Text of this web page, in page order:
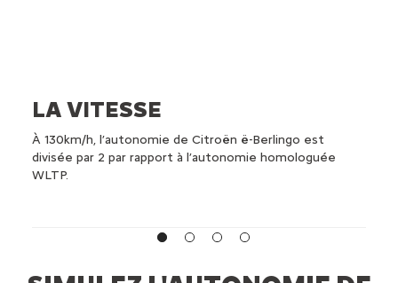
LA VITESSE
À 130km/h, l’autonomie de Citroën ë-Berlingo est
divisée par 2 par rapport à l’autonomie homologuée
WLTP.